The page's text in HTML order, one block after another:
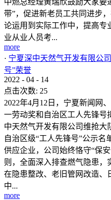
带”，促进新老员工共同进步
论运用到实际工作中，提高专
业从业人员考...
more
· 宁夏深中天然气开发有限公
号”荣誉
2022 - 04 - 14
点击次数: 25
2022年4月12日，宁夏新闻网
一劳动奖和自治区工人先锋号
中天然气开发有限公司维抢大
自治区级“工人先锋号”公示名
供应企业，公司始终恪守“保
则，全面深入排查燃气隐患，
在隐患整改、老旧管网改造、
中...
more